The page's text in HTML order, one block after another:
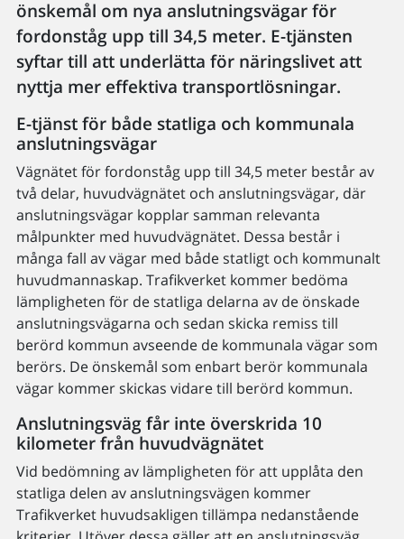
önskemål om nya anslutningsvägar för
fordonståg upp till 34,5 meter. E-tjänsten
syftar till att underlätta för näringslivet att
nyttja mer effektiva transportlösningar.
E-tjänst för både statliga och kommunala
anslutningsvägar
Vägnätet för fordonståg upp till 34,5 meter består av
två delar, huvudvägnätet och anslutningsvägar, där
anslutningsvägar kopplar samman relevanta
målpunkter med huvudvägnätet. Dessa består i
många fall av vägar med både statligt och kommunalt
huvudmannaskap. Trafikverket kommer bedöma
lämpligheten för de statliga delarna av de önskade
anslutningsvägarna och sedan skicka remiss till
berörd kommun avseende de kommunala vägar som
berörs. De önskemål som enbart berör kommunala
vägar kommer skickas vidare till berörd kommun.
Anslutningsväg får inte överskrida 10
kilometer från huvudvägnätet
Vid bedömning av lämpligheten för att upplåta den
statliga delen av anslutningsvägen kommer
Trafikverket huvudsakligen tillämpa nedanstående